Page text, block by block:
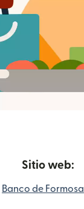
Sitio web:
Banco de Formosa